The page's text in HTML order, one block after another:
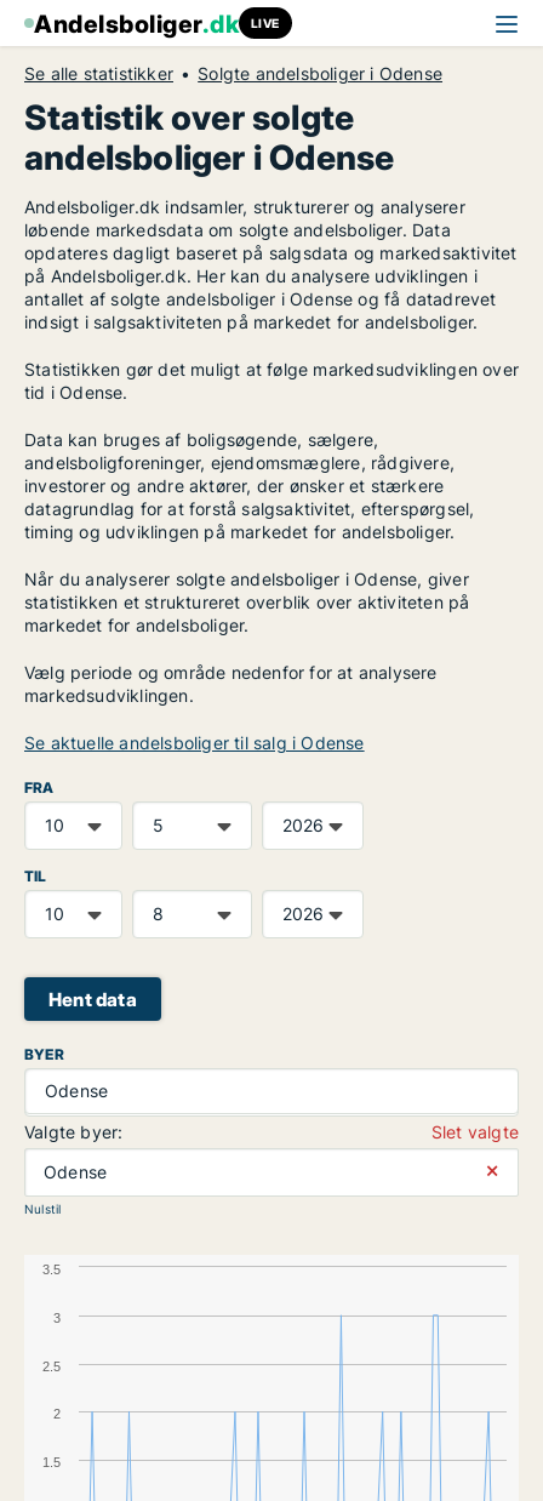
Andelsboliger.dk LIVE
Se alle statistikker Solgte andelsboliger i Odense
Statistik over solgte
andelsboliger i Odense
Andelsboliger.dk indsamler, strukturerer og analyserer
løbende markedsdata om solgte andelsboliger. Data
opdateres dagligt baseret på salgsdata og markedsaktivitet
på Andelsboliger.dk. Her kan du analysere udviklingen i
antallet af solgte andelsboliger i Odense og få datadrevet
indsigt i salgsaktiviteten på markedet for andelsboliger.
Statistikken gør det muligt at følge markedsudviklingen over
tid i Odense.
Data kan bruges af boligsøgende, sælgere,
andelsboligforeninger, ejendomsmæglere, rådgivere,
investorer og andre aktører, der ønsker et stærkere
datagrundlag for at forstå salgsaktivitet, efterspørgsel,
timing og udviklingen på markedet for andelsboliger.
Når du analyserer solgte andelsboliger i Odense, giver
statistikken et struktureret overblik over aktiviteten på
markedet for andelsboliger.
Vælg periode og område nedenfor for at analysere
markedsudviklingen.
Se aktuelle andelsboliger til salg i Odense
FRA
TIL
Hent data
BYER
Odense
Valgte byer:
Slet valgte
Odense
⨯
Nulstil
1.5
2
2.5
3
3.5